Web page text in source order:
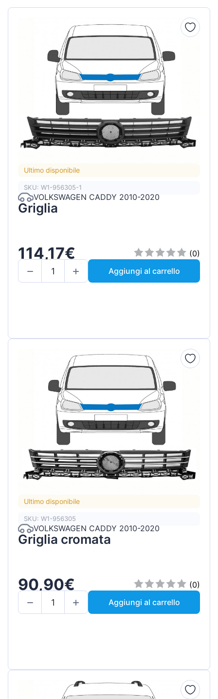
Ultimo disponibile
SKU: W1-956305-1
VOLKSWAGEN CADDY 2010-2020
Griglia
114,17€
(0)
Aggiungi al carrello
Ultimo disponibile
SKU: W1-956305
VOLKSWAGEN CADDY 2010-2020
Griglia cromata
90,90€
(0)
Aggiungi al carrello